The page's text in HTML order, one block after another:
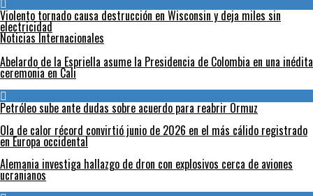
Violento tornado causa destrucción en Wisconsin y deja miles sin
electricidad
Noticias Internacionales
Abelardo de la Espriella asume la Presidencia de Colombia en una inédita
ceremonia en Cali
Petróleo sube ante dudas sobre acuerdo para reabrir Ormuz
Ola de calor récord convirtió junio de 2026 en el más cálido registrado
en Europa occidental
Alemania investiga hallazgo de dron con explosivos cerca de aviones
ucranianos